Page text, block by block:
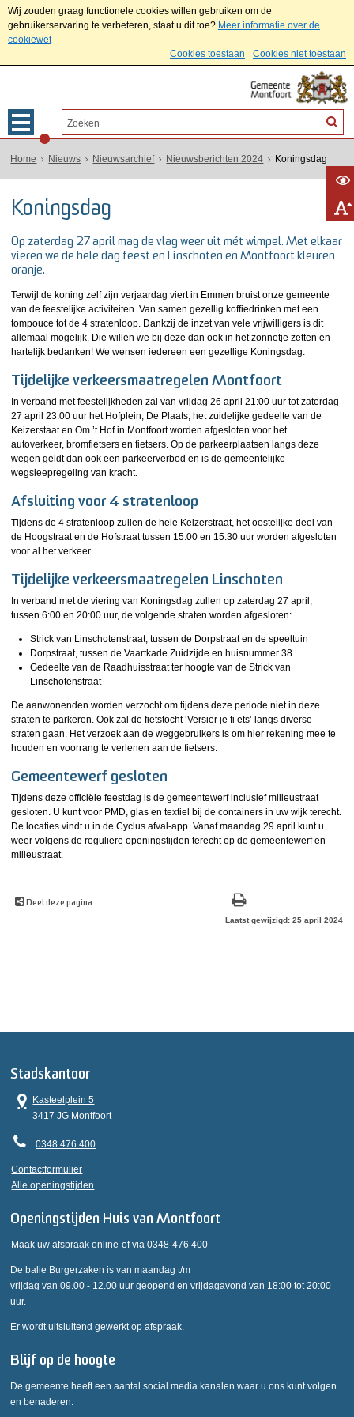
Wij zouden graag functionele cookies willen gebruiken om de
gebruikerservaring te verbeteren, staat u dit toe? Meer informatie over de
cookiewet
Cookies toestaan
Cookies niet toestaan
Home Nieuws Nieuwsarchief Nieuwsberichten 2024 Koningsdag
Koningsdag
Op zaterdag 27 april mag de vlag weer uit mét wimpel. Met elkaar
vieren we de hele dag feest en Linschoten en Montfoort kleuren
oranje.
Terwijl de koning zelf zijn verjaardag viert in Emmen bruist onze gemeente
van de feestelijke activiteiten. Van samen gezellig koffiedrinken met een
tompouce tot de 4 stratenloop. Dankzij de inzet van vele vrijwilligers is dit
allemaal mogelijk. Die willen we bij deze dan ook in het zonnetje zetten en
hartelijk bedanken! We wensen iedereen een gezellige Koningsdag.
Tijdelijke verkeersmaatregelen Montfoort
In verband met feestelijkheden zal van vrijdag 26 april 21:00 uur tot zaterdag
27 april 23:00 uur het Hofplein, De Plaats, het zuidelijke gedeelte van de
Keizerstaat en Om ’t Hof in Montfoort worden afgesloten voor het
autoverkeer, bromfietsers en fietsers. Op de parkeerplaatsen langs deze
wegen geldt dan ook een parkeerverbod en is de gemeentelijke
wegsleepregeling van kracht.
Afsluiting voor 4 stratenloop
Tijdens de 4 stratenloop zullen de hele Keizerstraat, het oostelijke deel van
de Hoogstraat en de Hofstraat tussen 15:00 en 15:30 uur worden afgesloten
voor al het verkeer.
Tijdelijke verkeersmaatregelen Linschoten
In verband met de viering van Koningsdag zullen op zaterdag 27 april,
tussen 6:00 en 20:00 uur, de volgende straten worden afgesloten:
Strick van Linschotenstraat, tussen de Dorpstraat en de speeltuin
Dorpstraat, tussen de Vaartkade Zuidzijde en huisnummer 38
Gedeelte van de Raadhuisstraat ter hoogte van de Strick van
Linschotenstraat
De aanwonenden worden verzocht om tijdens deze periode niet in deze
straten te parkeren. Ook zal de fietstocht ‘Versier je fi ets’ langs diverse
straten gaan. Het verzoek aan de weggebruikers is om hier rekening mee te
houden en voorrang te verlenen aan de fietsers.
Gemeentewerf gesloten
Tijdens deze officiële feestdag is de gemeentewerf inclusief milieustraat
gesloten. U kunt voor PMD, glas en textiel bij de containers in uw wijk terecht.
De locaties vindt u in de Cyclus afval-app. Vanaf maandag 29 april kunt u
weer volgens de reguliere openingstijden terecht op de gemeentewerf en
milieustraat.
Deel deze pagina
Laatst gewijzigd: 25 april 2024
Stadskantoor
Kasteelplein 5
3417 JG Montfoort
0348 476 400
Contactformulier
Alle openingstijden
Openingstijden Huis van Montfoort
Maak uw afspraak online of via 0348-476 400
De balie Burgerzaken is van maandag t/m
vrijdag van 09.00 - 12.00 uur geopend en vrijdagavond van 18:00 tot 20:00
uur.
Er wordt uitsluitend gewerkt op afspraak.
Blijf op de hoogte
De gemeente heeft een aantal social media kanalen waar u ons kunt volgen
en benaderen: